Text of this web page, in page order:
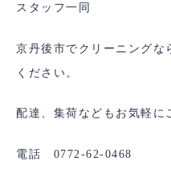
スタッフ一同
京丹後市でクリーニングな
ください。
配達、集荷などもお気軽に
電話 0772-62-0468